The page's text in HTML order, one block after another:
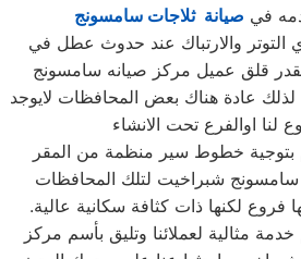
في صيانة ثلاجات سامسونج
والارتباك عند حدوث عطل في
قلق عميل مركز صيانه سامسونج
عادة هناك بعض المحافظات لايوجد
بتوجية خطوط سير منظمة من المقر
فروع لكنها ذات كثافة سكانية عالية.
مثالية لعملائنا وتليق بأسم مركز